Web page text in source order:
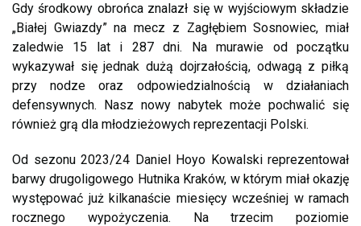
Gdy środkowy obrońca znalazł się w wyjściowym składzie
„Białej Gwiazdy” na mecz z Zagłębiem Sosnowiec, miał
zaledwie 15 lat i 287 dni. Na murawie od początku
wykazywał się jednak dużą dojrzałością, odwagą z piłką
przy nodze oraz odpowiedzialnością w działaniach
defensywnych. Nasz nowy nabytek może pochwalić się
również grą dla młodzieżowych reprezentacji Polski.
Od sezonu 2023/24 Daniel Hoyo Kowalski reprezentował
barwy drugoligowego Hutnika Kraków, w którym miał okazję
występować już kilkanaście miesięcy wcześniej w ramach
rocznego wypożyczenia. Na trzecim poziomie